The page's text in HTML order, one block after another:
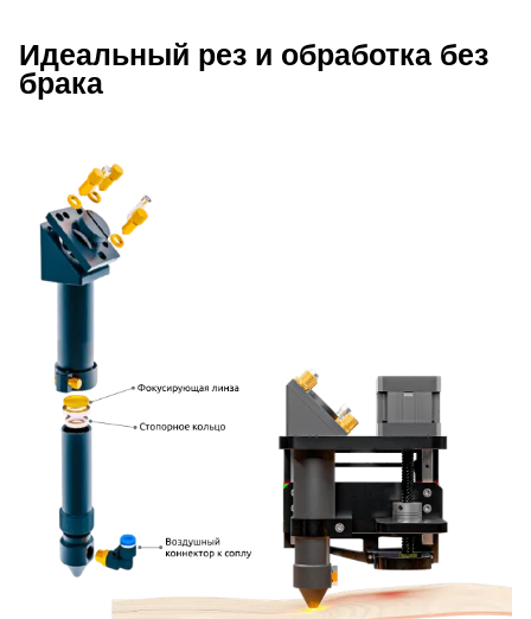
Описание преимуществ Wattsan
Идеальный рез и обработка без
брака